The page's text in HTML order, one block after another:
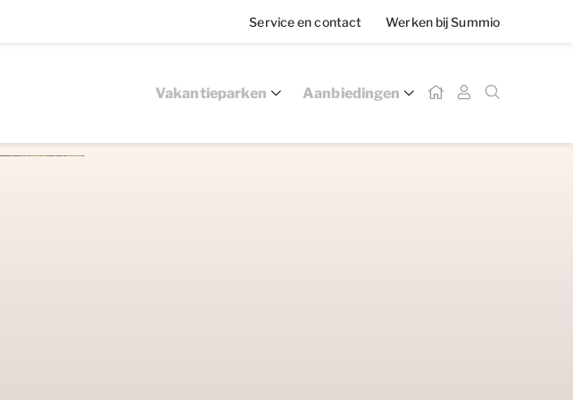
Service en contact Werken bij Summio
Vakantieparken Aanbiedingen